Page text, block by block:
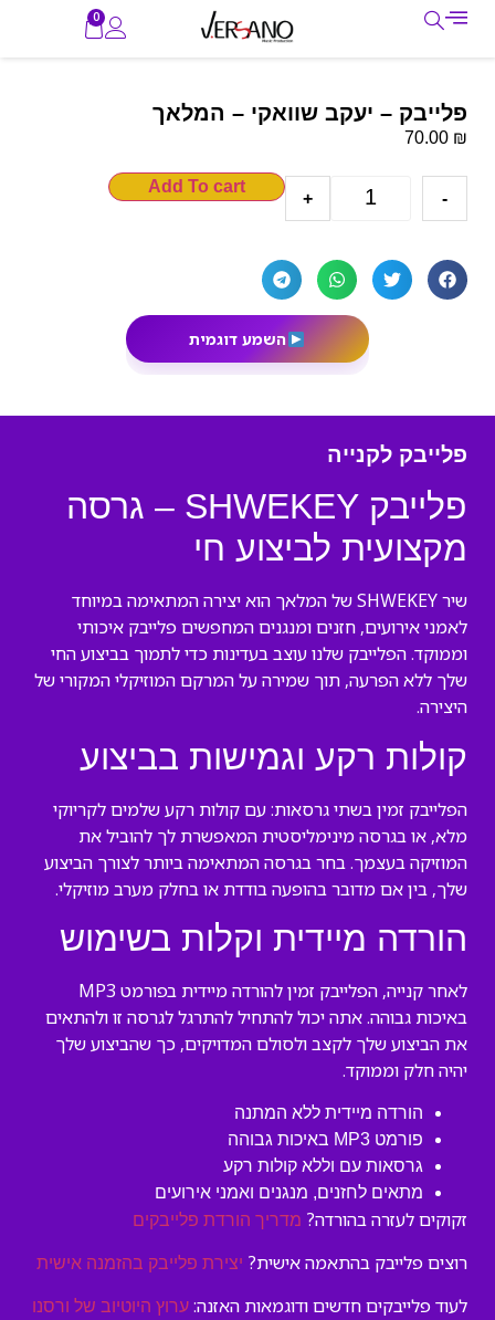
0
פלייבק – יעקב שוואקי – המלאך
70.00 ₪
-
+
Add To cart
השמע דוגמית
פלייבק לקנייה
פלייבק SHWEKEY – גרסה
מקצועית לביצוע חי
שיר SHWEKEY של המלאך הוא יצירה המתאימה במיוחד
לאמני אירועים, חזנים ומנגנים המחפשים פלייבק איכותי
וממוקד. הפלייבק שלנו עוצב בעדינות כדי לתמוך בביצוע החי
שלך ללא הפרעה, תוך שמירה על המרקם המוזיקלי המקורי של
היצירה.
קולות רקע וגמישות בביצוע
הפלייבק זמין בשתי גרסאות: עם קולות רקע שלמים לקריוקי
מלא, או בגרסה מינימליסטית המאפשרת לך להוביל את
המוזיקה בעצמך. בחר בגרסה המתאימה ביותר לצורך הביצוע
שלך, בין אם מדובר בהופעה בודדת או בחלק מערב מוזיקלי.
הורדה מיידית וקלות בשימוש
לאחר קנייה, הפלייבק זמין להורדה מיידית בפורמט MP3
באיכות גבוהה. אתה יכול להתחיל להתרגל לגרסה זו ולהתאים
את הביצוע שלך לקצב ולסולם המדויקים, כך שהביצוע שלך
יהיה חלק וממוקד.
הורדה מיידית ללא המתנה
פורמט MP3 באיכות גבוהה
גרסאות עם וללא קולות רקע
מתאים לחזנים, מנגנים ואמני אירועים
זקוקים לעזרה בהורדה? מדריך הורדת פלייבקים
רוצים פלייבק בהתאמה אישית? יצירת פלייבק בהזמנה אישית
לעוד פלייבקים חדשים ודוגמאות האזנה: ערוץ היוטיוב של ורסנו